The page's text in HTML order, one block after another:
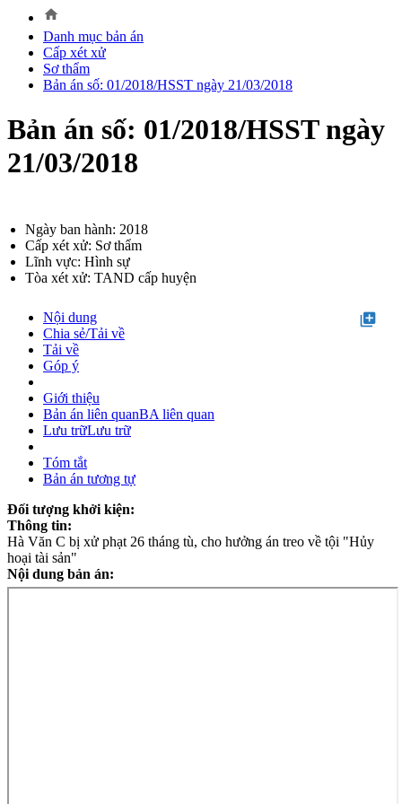
home
Danh mục bản án
Cấp xét xử
Sơ thẩm
Bản án số: 01/2018/HSST ngày 21/03/2018
Bản án số: 01/2018/HSST ngày
21/03/2018
Ngày ban hành: 2018
Cấp xét xử: Sơ thẩm
Lĩnh vực: Hình sự
Tòa xét xử: TAND cấp huyện
library_add
Nội dung
Chia sẻ/Tải về
Tải về
Góp ý
Giới thiệu
Bản án liên quanBA liên quan
Lưu trữLưu trữ
Tóm tắt
Bản án tương tự
Đối tượng khởi kiện:
Thông tin:
Hà Văn C bị xử phạt 26 tháng tù, cho hưởng án treo về tội "Hủy
hoại tài sản"
Nội dung bản án: